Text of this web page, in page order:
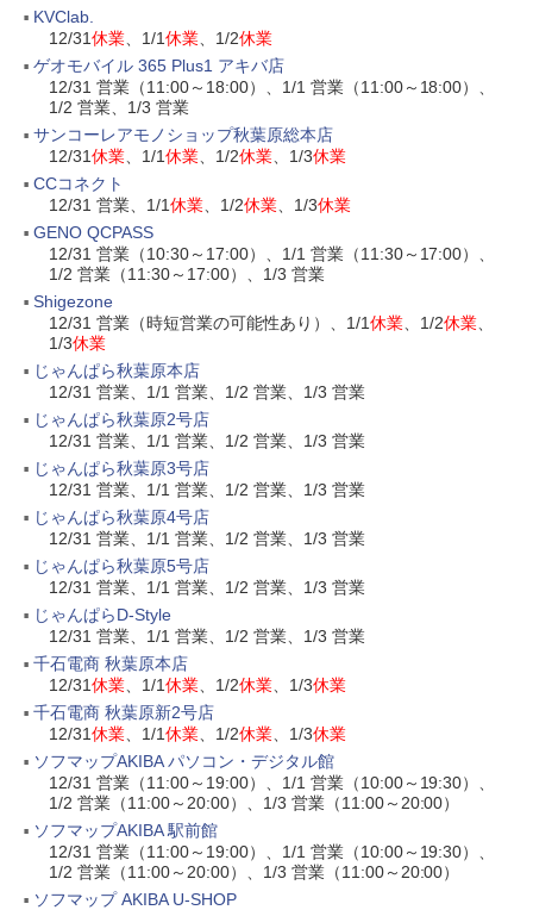
KVClab.
12/31休業、1/1休業、1/2休業
ゲオモバイル 365 Plus1 アキバ店
12/31 営業（11:00～18:00）、1/1 営業（11:00～18:00）、
1/2 営業、1/3 営業
サンコーレアモノショップ秋葉原総本店
12/31休業、1/1休業、1/2休業、1/3休業
CCコネクト
12/31 営業、1/1休業、1/2休業、1/3休業
GENO QCPASS
12/31 営業（10:30～17:00）、1/1 営業（11:30～17:00）、
1/2 営業（11:30～17:00）、1/3 営業
Shigezone
12/31 営業（時短営業の可能性あり）、1/1休業、1/2休業、
1/3休業
じゃんぱら秋葉原本店
12/31 営業、1/1 営業、1/2 営業、1/3 営業
じゃんぱら秋葉原2号店
12/31 営業、1/1 営業、1/2 営業、1/3 営業
じゃんぱら秋葉原3号店
12/31 営業、1/1 営業、1/2 営業、1/3 営業
じゃんぱら秋葉原4号店
12/31 営業、1/1 営業、1/2 営業、1/3 営業
じゃんぱら秋葉原5号店
12/31 営業、1/1 営業、1/2 営業、1/3 営業
じゃんぱらD-Style
12/31 営業、1/1 営業、1/2 営業、1/3 営業
千石電商 秋葉原本店
12/31休業、1/1休業、1/2休業、1/3休業
千石電商 秋葉原新2号店
12/31休業、1/1休業、1/2休業、1/3休業
ソフマップAKIBA パソコン・デジタル館
12/31 営業（11:00～19:00）、1/1 営業（10:00～19:30）、
1/2 営業（11:00～20:00）、1/3 営業（11:00～20:00）
ソフマップAKIBA 駅前館
12/31 営業（11:00～19:00）、1/1 営業（10:00～19:30）、
1/2 営業（11:00～20:00）、1/3 営業（11:00～20:00）
ソフマップ AKIBA U-SHOP